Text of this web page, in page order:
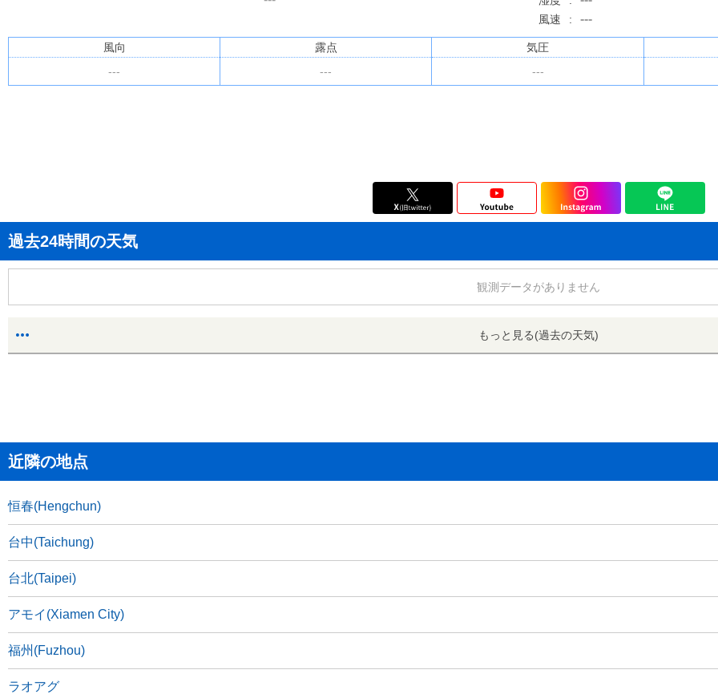
風速 : ---
風向 露点
気圧
---
--- ---
過去24時間の天気
観測データがありません
もっと見る(過去の天気)
近隣の地点
恒春(Hengchun)
台中(Taichung)
台北(Taipei)
アモイ(Xiamen City)
福州(Fuzhou)
ラオアグ